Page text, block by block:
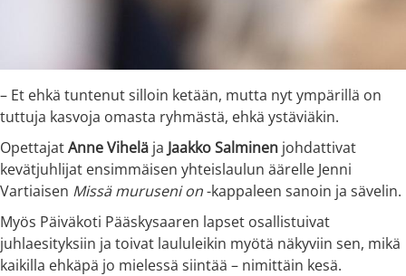
– Et ehkä tuntenut silloin ketään, mutta nyt ympärillä on
tuttuja kasvoja omasta ryhmästä, ehkä ystäviäkin.
OpettajatAnne Vihelä ja Jaakko Salminen johdattivat
kevätjuhlijat ensimmäisen yhteislaulun äärelle Jenni
Vartiaisen Missä muruseni on-kappaleen sanoin ja sävelin.
Myös Päiväkoti Pääskysaaren lapset osallistuivat
juhlaesityksiin ja toivat laululeikin myötä näkyviin sen, mikä
kaikilla ehkäpä jo mielessä siintää – nimittäin kesä.